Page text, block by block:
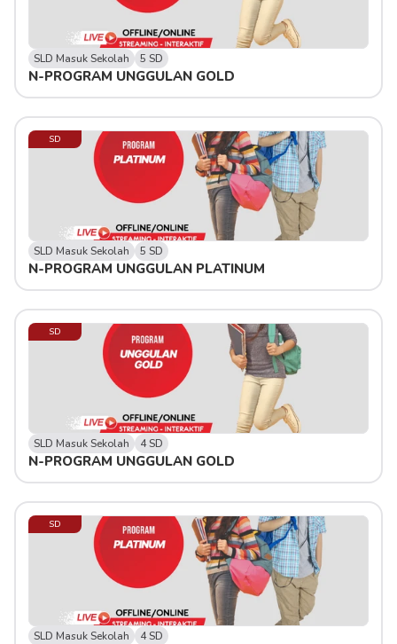
SLD Masuk Sekolah 5 SD
N-PROGRAM UNGGULAN GOLD
SD
SLD Masuk Sekolah 5 SD
N-PROGRAM UNGGULAN PLATINUM
SD
SLD Masuk Sekolah 4 SD
N-PROGRAM UNGGULAN GOLD
SD
SLD Masuk Sekolah 4 SD